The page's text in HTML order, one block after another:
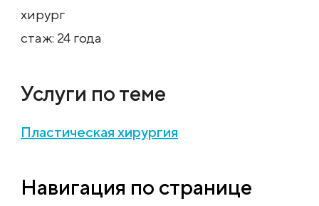
хирург
стаж: 24 года
Услуги по теме
Пластическая хирургия
Навигация по странице